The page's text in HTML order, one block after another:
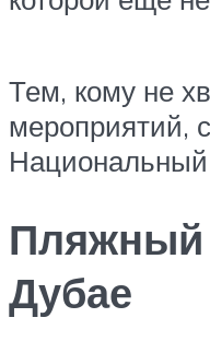
Тем, кому не
мероприятий,
Пляжный
Дубае